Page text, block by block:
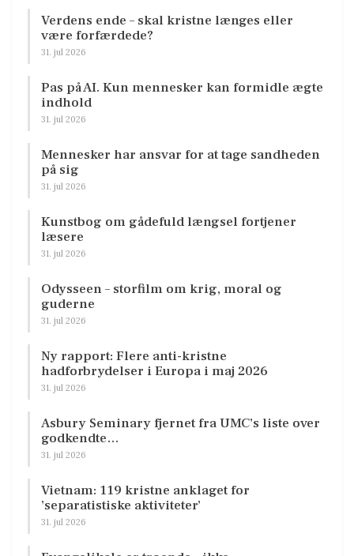
Verdens ende – skal kristne længes eller
være forfærdede?
31. jul 2026
Pas på AI. Kun mennesker kan formidle ægte
indhold
31. jul 2026
Mennesker har ansvar for at tage sandheden
på sig
31. jul 2026
Kunstbog om gådefuld længsel fortjener
læsere
31. jul 2026
Odysseen – storfilm om krig, moral og
guderne
31. jul 2026
Ny rapport: Flere anti-kristne
hadforbrydelser i Europa i maj 2026
31. jul 2026
Asbury Seminary fjernet fra UMC’s liste over
godkendte…
31. jul 2026
Vietnam: 119 kristne anklaget for
’separatistiske aktiviteter’
31. jul 2026